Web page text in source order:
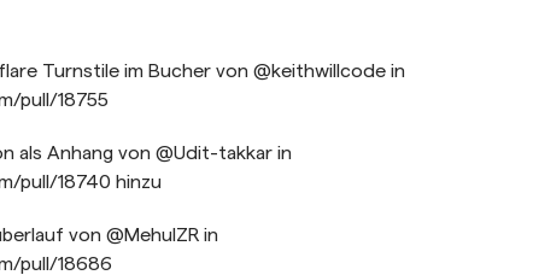
Turnstile im Bucher von @keithwillcode in
pull/18755
als Anhang von @Udit-takkar in
pull/18740 hinzu
von @MehulZR in
pull/18686